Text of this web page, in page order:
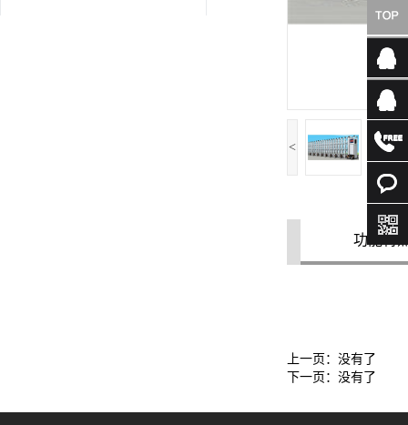
<
功能特
上一页：没有了
下一页：没有了